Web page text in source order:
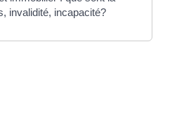
invalidité, incapacité?